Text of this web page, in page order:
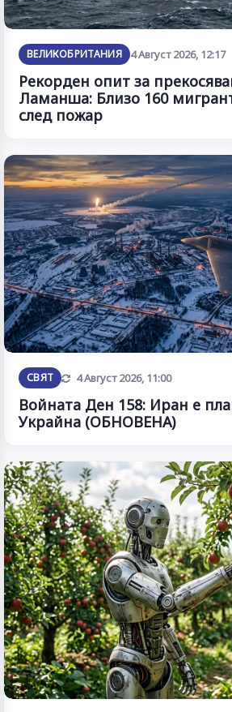
ВЕЛИКОБРИТАНИЯ 4 Август 2026, 12:17
Рекорден опит за
Ламанша: Близо 160
след пожар
СВЯТ Обновена
4 Август 2026, 11:00
Войната Ден 158: Иран е
Украйна (ОБНОВЕНА)